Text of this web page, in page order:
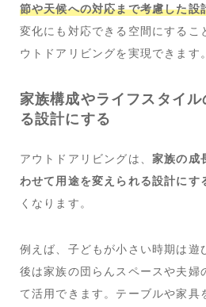
節や天候への対応まで考慮した設
変化にも対応できる空間にするこ
ウトドアリビングを実現できます。
家族構成やライフスタイ
る設計にする
アウトドアリビングは、家族の成
わせて用途を変えられる設計にす
くなります。
例えば、子どもが小さい時期は遊
後は家族の団らんスペースや夫婦
て活用できます。テーブルや家具